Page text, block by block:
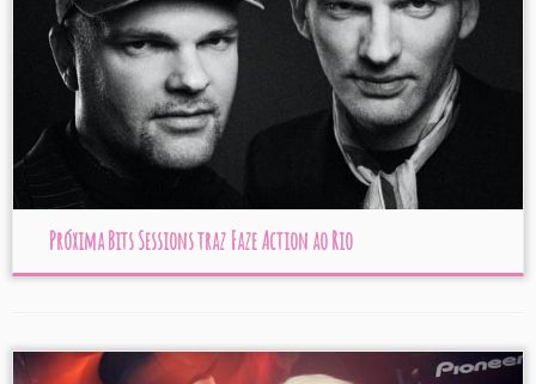
Próxima Bits Sessions traz Faze Action ao Rio